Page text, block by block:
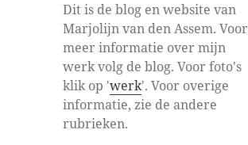
Dit is de blog en website van
Marjolijn van den Assem. Voor
meer informatie over mijn
werk volg de blog. Voor foto's
klik op 'werk'. Voor overige
informatie, zie de andere
rubrieken.